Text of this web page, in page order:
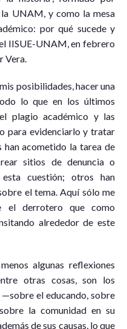
UNAM, y como la mesa
por qué sucede y
IISUE-UNAM, en febrero
Vera.
posibilidades, hacer una
lo que en los últimos
plagio académico y las
para evidenciarlo y tratar
acometido la tarea de
sitios de denuncia o
cuestión; otros han
el tema. Aquí sólo me
el derrotero que como
alrededor de este
algunas reflexiones
otras cosas, son los
el educando, sobre
la comunidad en su
de sus causas, lo que